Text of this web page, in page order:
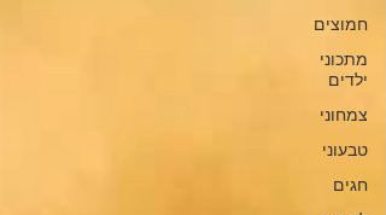
חמוצים
מתכוני
ילדים
צמחוני
טבעוני
חגים